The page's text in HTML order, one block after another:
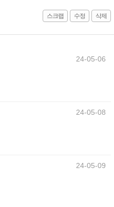
스크랩 수정 삭제
24-05-06
24-05-08
24-05-09